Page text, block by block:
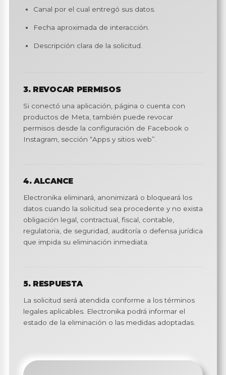
Canal por el cual entregó sus datos.
Fecha aproximada de interacción.
Descripción clara de la solicitud.
3. REVOCAR PERMISOS
Si conectó una aplicación, página o cuenta con
productos de Meta, también puede revocar
permisos desde la configuración de Facebook o
Instagram, sección “Apps y sitios web”.
4. ALCANCE
Electronika eliminará, anonimizará o bloqueará los
datos cuando la solicitud sea procedente y no exista
obligación legal, contractual, fiscal, contable,
regulatoria, de seguridad, auditoría o defensa jurídica
que impida su eliminación inmediata.
5. RESPUESTA
La solicitud será atendida conforme a los términos
legales aplicables. Electronika podrá informar el
estado de la eliminación o las medidas adoptadas.